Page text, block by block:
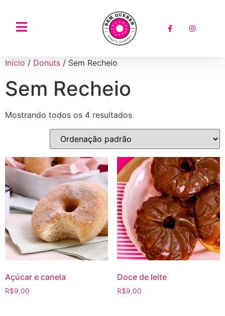
Início / Donuts / Sem Recheio
Sem Recheio
Mostrando todos os 4 resultados
Açúcar e canela
R$9,00
Doce de leite
R$9,00